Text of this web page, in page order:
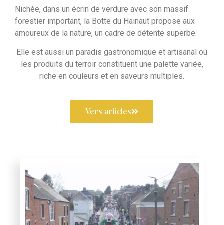
Nichée, dans un écrin de verdure avec son massif
forestier important, la Botte du Hainaut propose aux
amoureux de la nature, un cadre de détente superbe.
Elle est aussi un paradis gastronomique et artisanal où
les produits du terroir constituent une palette variée,
riche en couleurs et en saveurs multiples.
Vers articles